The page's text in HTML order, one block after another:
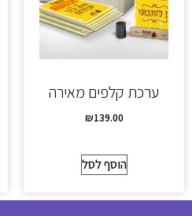
ערכת קלפים מאירה
₪139.00
הוסף לסל